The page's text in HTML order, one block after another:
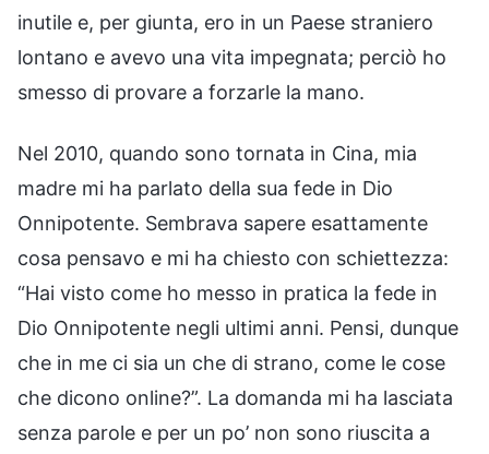
inutile e, per giunta, ero in un Paese straniero
lontano e avevo una vita impegnata; perciò ho
smesso di provare a forzarle la mano.
Nel 2010, quando sono tornata in Cina, mia
madre mi ha parlato della sua fede in Dio
Onnipotente. Sembrava sapere esattamente
cosa pensavo e mi ha chiesto con schiettezza:
“Hai visto come ho messo in pratica la fede in
Dio Onnipotente negli ultimi anni. Pensi, dunque
che in me ci sia un che di strano, come le cose
che dicono online?”. La domanda mi ha lasciata
senza parole e per un po’ non sono riuscita a